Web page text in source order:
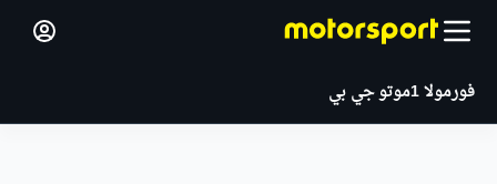
فورمولا 1 موتو جي بي